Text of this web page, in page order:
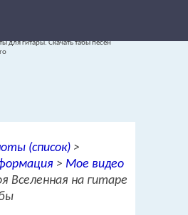
для гитары
(список) >
> Мое видео
Вселенная на гитаре